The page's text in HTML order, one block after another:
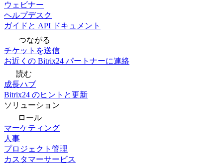
ウェビナー
ヘルプデスク
ガイドと API ドキュメント
つながる
チケットを送信
お近くの Bitrix24 パートナーに連絡
読む
成長ハブ
Bitrix24 のヒントと更新
ソリューション
ロール
マーケティング
人事
プロジェクト管理
カスタマーサービス